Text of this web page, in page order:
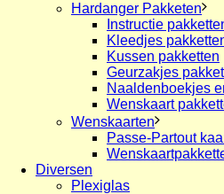
Hardanger Pakketen
Instructie
Kleedjes
Kussen pakketten
Geurzakjes
Naaldenboekjes
Wenskaart
Wenskaarten
Passe-Partout
Diversen
Plexiglas